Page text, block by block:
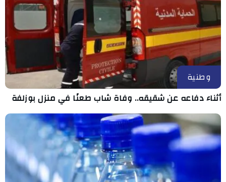
وطنية
أثناء دفاعه عن شقيقه.. وفاة شاب طعنًا في منزل بوزلفة